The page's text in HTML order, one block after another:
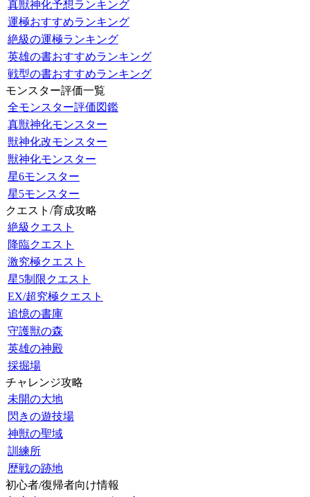
真獣神化予想ランキング
運極おすすめランキング
絶級の運極ランキング
英雄の書おすすめランキング
戦型の書おすすめランキング
モンスター評価一覧
全モンスター評価図鑑
真獣神化モンスター
獣神化改モンスター
獣神化モンスター
星6モンスター
星5モンスター
クエスト/育成攻略
絶級クエスト
降臨クエスト
激究極クエスト
星5制限クエスト
EX/超究極クエスト
追憶の書庫
守護獣の森
英雄の神殿
採掘場
チャレンジ攻略
未開の大地
閃きの遊技場
神獣の聖域
訓練所
歴戦の跡地
初心者/復帰者向け情報